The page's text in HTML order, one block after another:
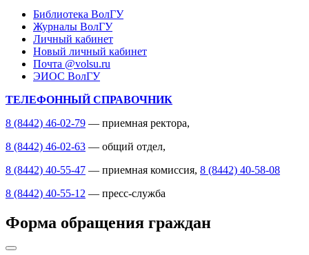
Библиотека ВолГУ
Журналы ВолГУ
Личный кабинет
Новый личный кабинет
Почта @volsu.ru
ЭИОС ВолГУ
ТЕЛЕФОННЫЙ СПРАВОЧНИК
8 (8442) 46-02-79 — приемная ректора,
8 (8442) 46-02-63 — общий отдел,
8 (8442) 40-55-47 — приемная комиссия, 8 (8442) 40-58-08
8 (8442) 40-55-12 — пресс-служба
Форма обращения граждан